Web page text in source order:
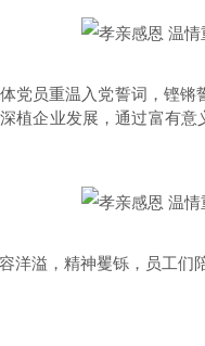
党员重温入党誓词，铿
植企业发展，通过富有
洋溢，精神矍铄，员工